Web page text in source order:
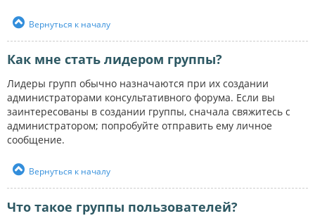
Вернуться к началу
Как мне стать лидером группы?
Лидеры групп обычно назначаются при их создании
администраторами консультативного форума. Если вы
заинтересованы в создании группы, сначала свяжитесь с
администратором; попробуйте отправить ему личное
сообщение.
Вернуться к началу
Что такое группы пользователей?